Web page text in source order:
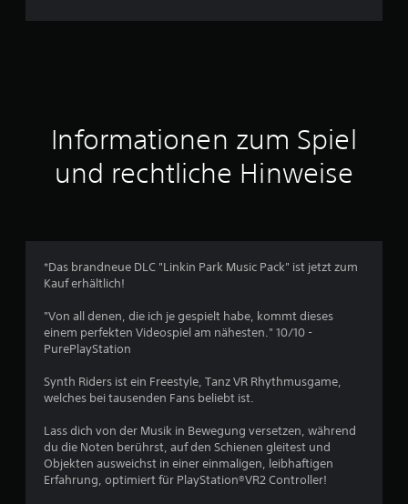
n
u
s
8
4
8
B
Informationen zum Spiel
und rechtliche Hinweise
*Das brandneue DLC "Linkin Park Music Pack" ist jetzt zum
Kauf erhältlich!
"Von all denen, die ich je gespielt habe, kommt dieses
einem perfekten Videospiel am nähesten." 10/10 -
PurePlayStation
Synth Riders ist ein Freestyle, Tanz VR Rhythmusgame,
welches bei tausenden Fans beliebt ist.
Lass dich von der Musik in Bewegung versetzen, während
du die Noten berührst, auf den Schienen gleitest und
Objekten ausweichst in einer einmaligen, leibhaftigen
Erfahrung, optimiert für PlayStation®VR2 Controller!